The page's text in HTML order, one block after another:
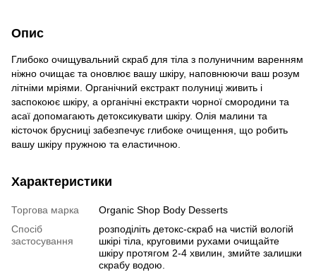
Опис
Глибоко очищувальний скраб для тіла з полуничним варенням
ніжно очищає та оновлює вашу шкіру, наповнюючи ваш розум
літніми мріями. Органічний екстракт полуниці живить і
заспокоює шкіру, а органічні екстракти чорної смородини та
асаї допомагають детоксикувати шкіру. Олія малини та
кісточок брусниці забезпечує глибоке очищення, що робить
вашу шкіру пружною та еластичною.
Характеристики
Торгова марка
Organic Shop Body Desserts
Спосіб
застосування
розподіліть детокс-скраб на чистій вологій
шкірі тіла, круговими рухами очищайте
шкіру протягом 2-4 хвилин, змийте залишки
скрабу водою.